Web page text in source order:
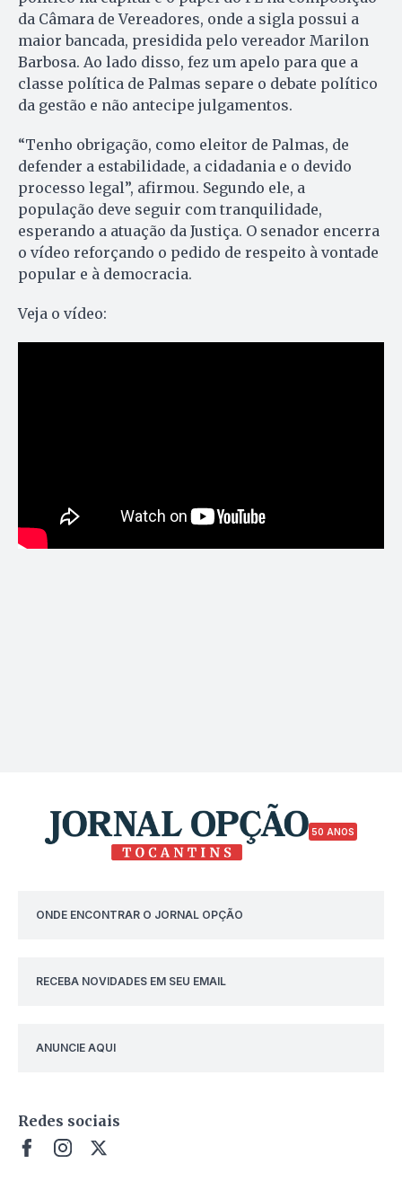
da Câmara de Vereadores, onde a sigla possui a
maior bancada, presidida pelo vereador Marilon
Barbosa. Ao lado disso, fez um apelo para que a
classe política de Palmas separe o debate político
da gestão e não antecipe julgamentos.
“Tenho obrigação, como eleitor de Palmas, de
defender a estabilidade, a cidadania e o devido
processo legal”, afirmou. Segundo ele, a
população deve seguir com tranquilidade,
esperando a atuação da Justiça. O senador encerra
o vídeo reforçando o pedido de respeito à vontade
popular e à democracia.
Veja o vídeo:
50 ANOS
ONDE ENCONTRAR O JORNAL OPÇÃO
RECEBA NOVIDADES EM SEU EMAIL
ANUNCIE AQUI
Redes sociais